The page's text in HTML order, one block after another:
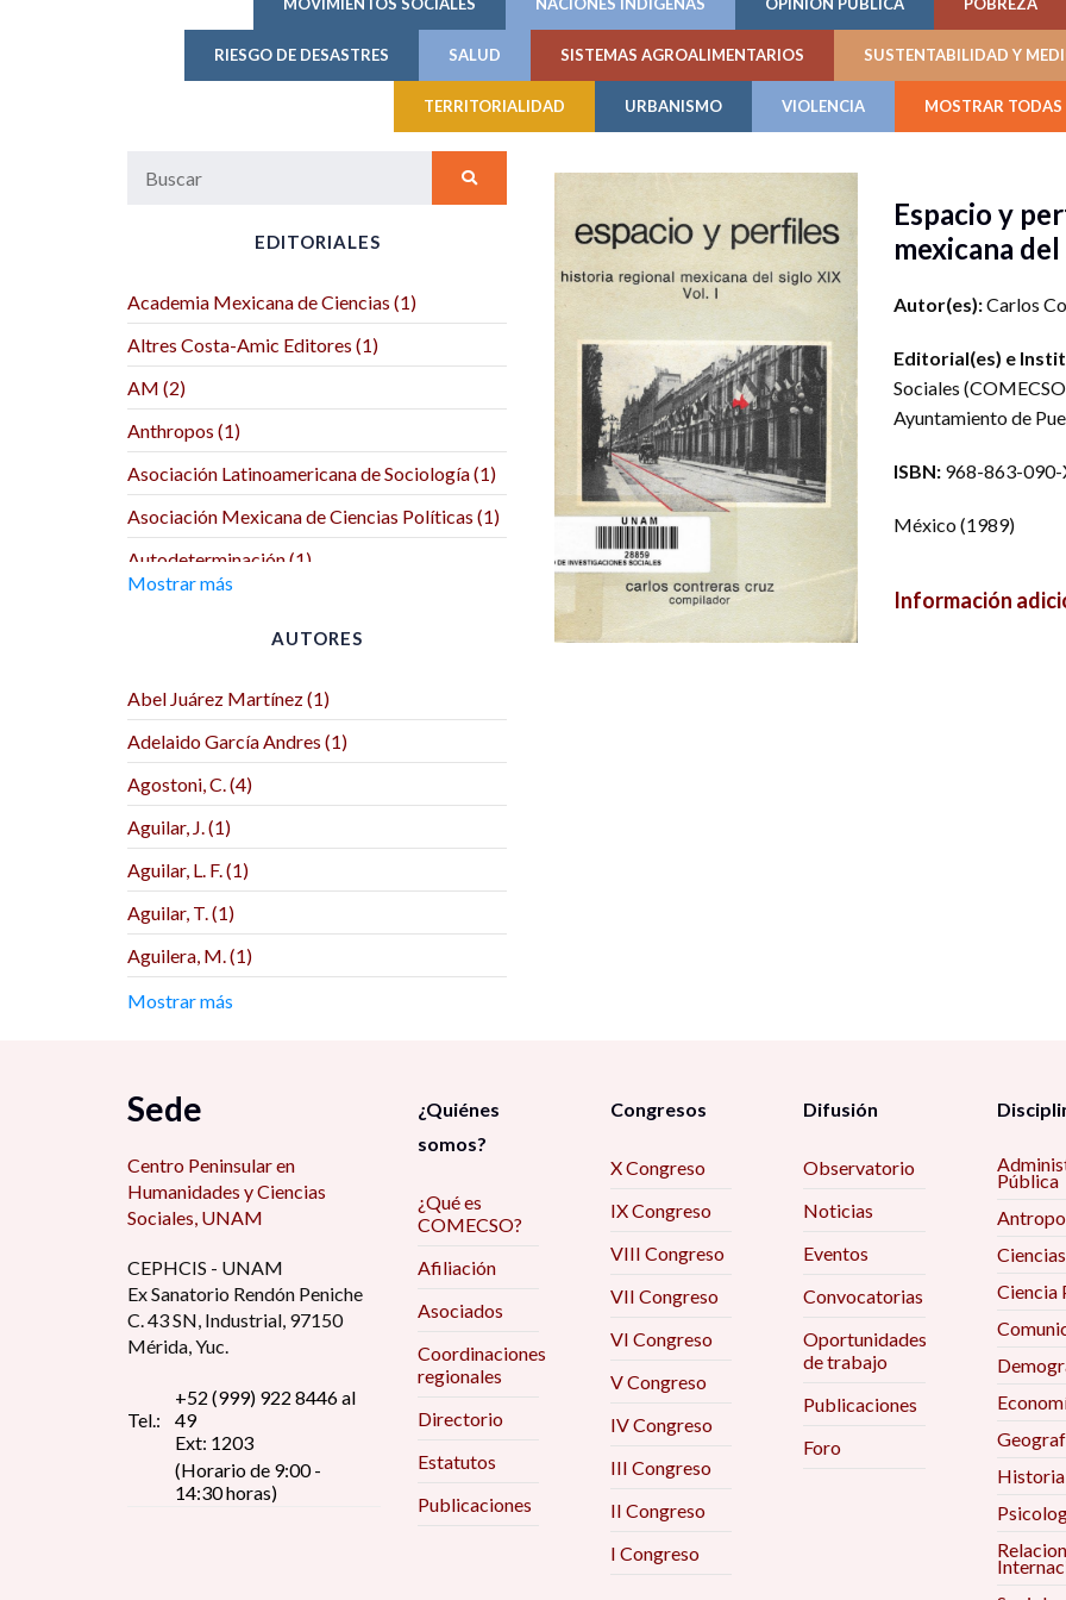
RIESGO DE DESASTRES SALUD SISTEMAS AGROALIMENTARIOS SUSTENTABILIDAD Y
TERRITORIALIDAD URBANISMO VIOLENCIA MOSTRAR TODAS
EDITORIALES
Academia Mexicana de Ciencias (1)
Altres Costa-Amic Editores (1)
AM (2)
Anthropos (1)
Asociación Latinoamericana de Sociología (1)
Asociación Mexicana de Ciencias Políticas (1)
Autodeterminación (1)
Estado (1)
Biblos (1)
Bonilla Artigas Editores (2)
BUAP (1)
CEIICH (1)
Centre de Recherches Interdisciplinaires sur
les Mondes Ibériques Contemporains (1)
Centro de Investigación y Docencia
Económicas (3)
Centro de Investigaciones Interdisciplinarias
en Humanidades (CIIH) (2)
Centro de Investigaciones y Docencia
Económicas (4)
Centro de Investigaciones y Estudios de
Centro Peninsular en Humanidades y Ciencias
Sociales (CEPHCIS)) (1)
Centro Regional de Investigaciones
Multidisciplinarias (CRIM) (1)
CIAD (1)
CIALC (1)
Mostrar más
AUTORES
Abel Juárez Martínez (1)
Adelaido García Andres (1)
Agostoni, C. (4)
Aguilar, J. (1)
Aguilar, L. F. (1)
Aguilar, T. (1)
Aguilera, M. (1)
Aguirre Lora, M. E. (1)
Alain Basail Rodríguez (17)
Alarcón Menchaca, L. (3)
Alcántara Bojorge, D. (2)
Alcántara, E. (2)
Alejandra García Quintanilla (1)
Alejandro Canales Sánchez (1)
Alejandro Monsiváis (2)
Mostrar más
Espacio y
mexicana
Autor(es):Carlos
Editorial(es) e
Sociales
Ayuntamiento de
ISBN: 968-863-090-
México(1989)
Información
Sede
Centro Peninsular en
Humanidades y Ciencias
Sociales, UNAM
CEPHCIS - UNAM
Ex Sanatorio Rendón Peniche
C. 43 SN, Industrial, 97150
Mérida, Yuc.
Tel.:
+52 (999) 922 8446 al
49
Ext: 1203
(Horario de 9:00 -
14:30 horas)
¿Quiénes
somos?
¿Qué es
COMECSO?
Afiliación
Asociados
Coordinaciones
regionales
Directorio
Estatutos
Publicaciones
Congresos
X Congreso
IX Congreso
VIII Congreso
VII Congreso
VI Congreso
V Congreso
IV Congreso
III Congreso
II Congreso
I Congreso
Difusión
Observatorio
Noticias
Eventos
Convocatorias
Oportunidades
de trabajo
Publicaciones
Foro
Pública
Ciencia
Historia